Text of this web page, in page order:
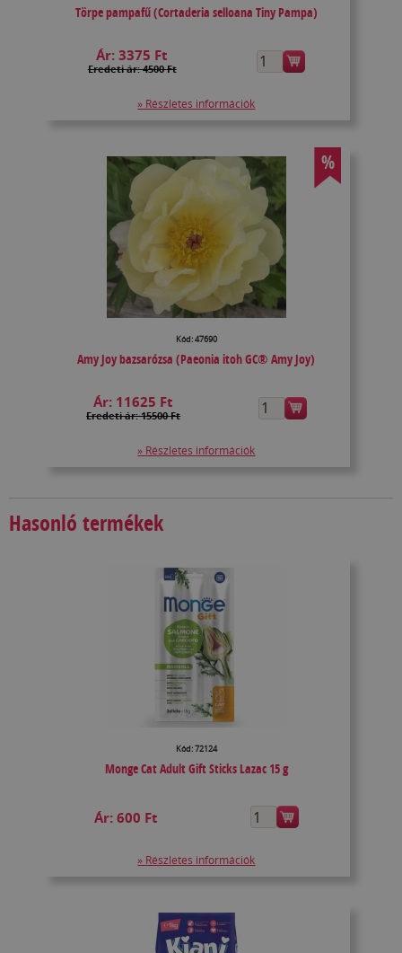
Törpe pampafű (Cortaderia selloana Tiny Pampa)
Ár:3375 Ft
Eredeti ár: 4500 Ft
» Részletes információk
%
Kód: 47690
Amy Joy bazsarózsa (Paeonia itoh GC® Amy Joy)
Ár: 11625 Ft
Eredeti ár: 15500 Ft
» Részletes információk
Hasonló termékek
Kód: 72124
Monge Cat Adult Gift Sticks Lazac 15 g
Ár: 600 Ft
» Részletes információk